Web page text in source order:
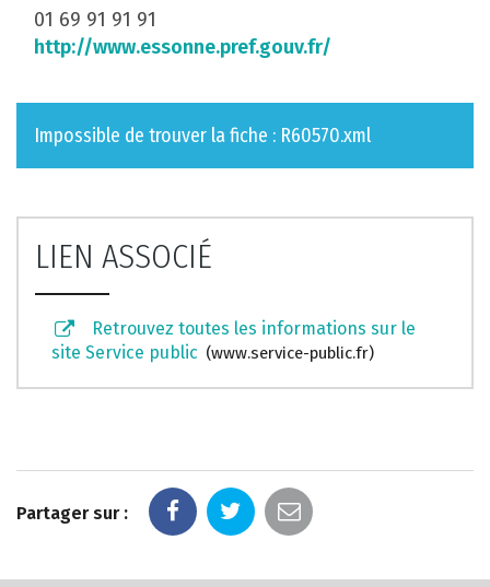
01 69 91 91 91
http://www.essonne.pref.gouv.fr/
Impossible de trouver la fiche : R60570.xml
LIEN ASSOCIÉ
Retrouvez toutes les informations sur le
site Service public
www.service-public.fr
Partager sur :